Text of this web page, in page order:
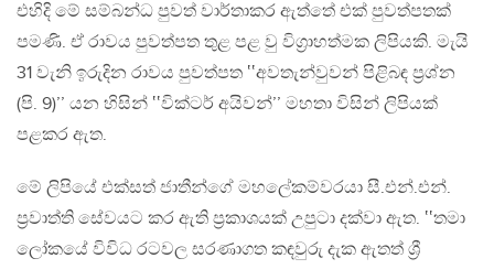
එහිදි මේ සම්බන්ධ පුවත් වාර්තාකර ඇත්තේ එක් පුවත්පතක්
පමණි. ඒ රාවය පුවත්පත තුළ පළ වු විග්‍රාහත්මක ලිපියකි. මැයි
31 වැනි ඉරුදින රාවය පුවත්පත ‛‛අවතැන්වුවන් පිළිබඳ ප්‍රශ්න
(පි. 9)’’ යන හිසින් ‛‛වික්ටර් අයිවන්’’ මහතා විසින් ලිපියක්
පළකර ඇත.
මේ ලිපියේ එක්සත් ජාතීන්ගේ මහලේකම්වරයා සී.එන්.එන්.
ප්‍රවාත්ති සේවයට කර ඇති ප්‍රකාශයක් උපුටා දක්වා ඇත. ‛‛තමා
ලෝකයේ විවිධ රටවල සරණාගත කඳවුරු දැක ඇතත් ශ්‍රී